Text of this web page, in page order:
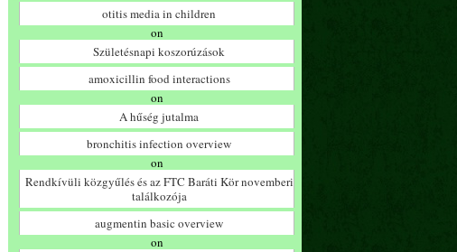
otitis media in children
on
Születésnapi koszorúzások
amoxicillin food interactions
on
A hűség jutalma
bronchitis infection overview
on
Rendkívüli közgyűlés és az FTC Baráti Kör novemberi
találkozója
augmentin basic overview
on